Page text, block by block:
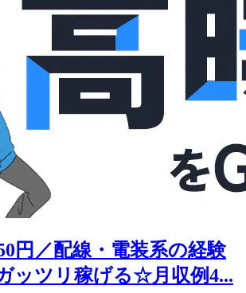
円／配線・電装系の経験
ッツリ稼げる☆月収例4...